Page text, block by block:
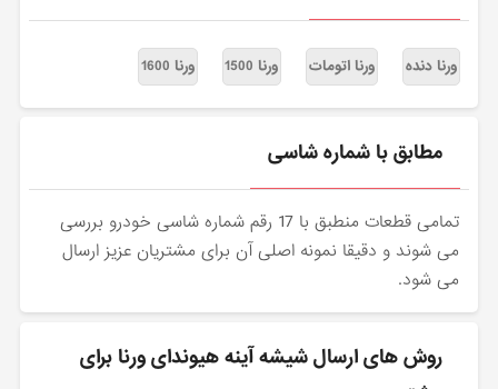
ورنا دنده ورنا اتومات ورنا 1500 ورنا 1600
مطابق با شماره شاسی
تمامی قطعات منطبق با 17 رقم شماره شاسی خودرو بررسی
می شوند و دقیقا نمونه اصلی آن برای مشتریان عزیز ارسال
می شود.
روش های ارسال شیشه آینه هیوندای ورنا برای